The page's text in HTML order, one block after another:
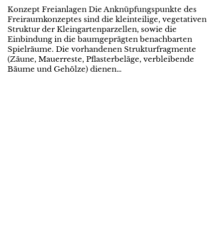
Konzept Freianlagen Die Anknüpfungspunkte des
Freiraumkonzeptes sind die kleinteilige, vegetativen
Struktur der Kleingartenparzellen, sowie die
Einbindung in die baumgeprägten benachbarten
Spielräume. Die vorhandenen Strukturfragmente
(Zäune, Mauerreste, Pflasterbeläge, verbleibende
Bäume und Gehölze) dienen…